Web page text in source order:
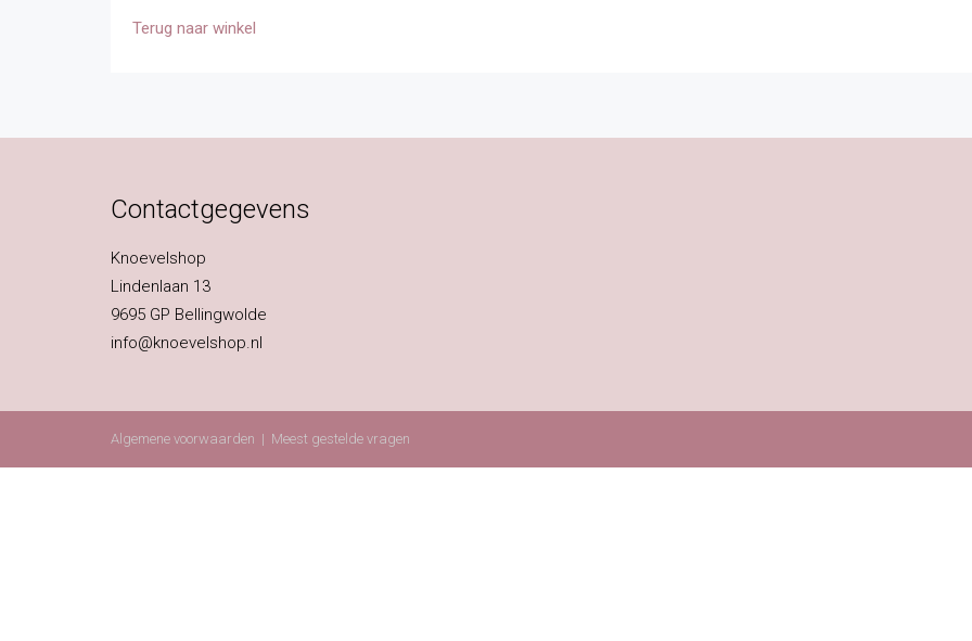
Terug naar winkel
Contactgegevens
Knoevelshop
Lindenlaan 13
9695 GP Bellingwolde
info@knoevelshop.nl
Algemene voorwaarden | Meest gestelde vragen